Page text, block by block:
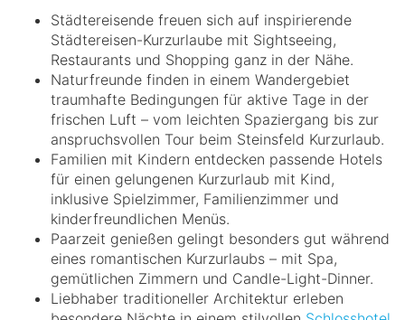
Städtereisende freuen sich auf inspirierende
Städtereisen-Kurzurlaube mit Sightseeing,
Restaurants und Shopping ganz in der Nähe.
Naturfreunde finden in einem Wandergebiet
traumhafte Bedingungen für aktive Tage in der
frischen Luft – vom leichten Spaziergang bis zur
anspruchsvollen Tour beim Steinsfeld Kurzurlaub.
Familien mit Kindern entdecken passende Hotels
für einen gelungenen Kurzurlaub mit Kind,
inklusive Spielzimmer, Familienzimmer und
kinderfreundlichen Menüs.
Paarzeit genießen gelingt besonders gut während
eines romantischen Kurzurlaubs – mit Spa,
gemütlichen Zimmern und Candle-Light-Dinner.
Liebhaber traditioneller Architektur erleben